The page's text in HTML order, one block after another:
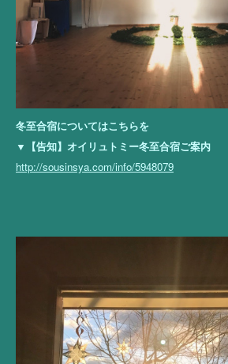
冬至合宿についてはこちらを
▼【告知】オイリュトミー冬至合宿ご案内
http://sousinsya.com/info/5948079